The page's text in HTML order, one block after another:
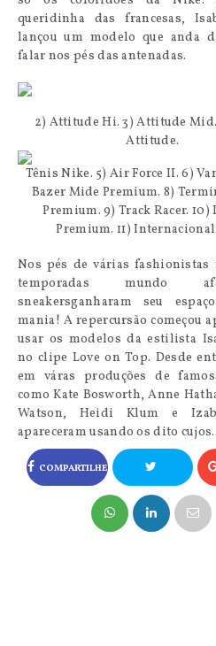
queridinha das francesas,
lançou um modelo que anda
falar nos pés das antenadas.
2) Attitude Hi. 3) Attitude
Attitude.
Tênis Nike. 5) Air Force II. 6)
Bazer Mide Premium. 8)
Premium. 9) Track Racer. 10)
Premium. 11)
Nos pés de várias fashionistas
temporadas mundo
sneakersganharam seu
mania! A repercursão começou
usar os modelos da estilista
no clipe Love on Top. Desde
em váras produções de
como Kate Bosworth, Anne
Watson, Heidi Klum e
apareceram usando os dito cujos.
COMPARTILHE
NO FACEBOOK COMPARTILHE